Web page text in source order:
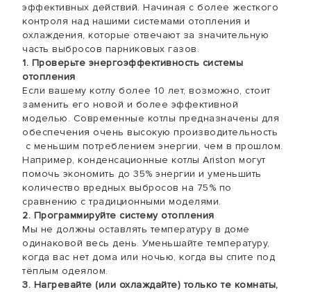
эффективных действий. Начиная с более жесткого
контроля над нашими системами отопления и
охлаждения, которые отвечают за значительную
часть выбросов парниковых газов.
1. Проверьте энергоэффективность системы
отопления
Если вашему котлу более 10 лет, возможно, стоит
заменить его новой и более эффективной
моделью. Современные котлы предназначены для
обеспечения очень высокую производительность
с меньшим потреблением энергии, чем в прошлом.
Например, конденсационные котлы Ariston могут
помочь экономить до 35% энергии и уменьшить
количество вредных выбросов на 75% по
сравнению с традиционными моделями.
2. Программируйте систему отопления
Мы не должны оставлять температуру в доме
одинаковой весь день. Уменьшайте температуру,
когда вас нет дома или ночью, когда вы спите под
тёплым одеялом.
3. Нагревайте (или охлаждайте) только те комнаты,